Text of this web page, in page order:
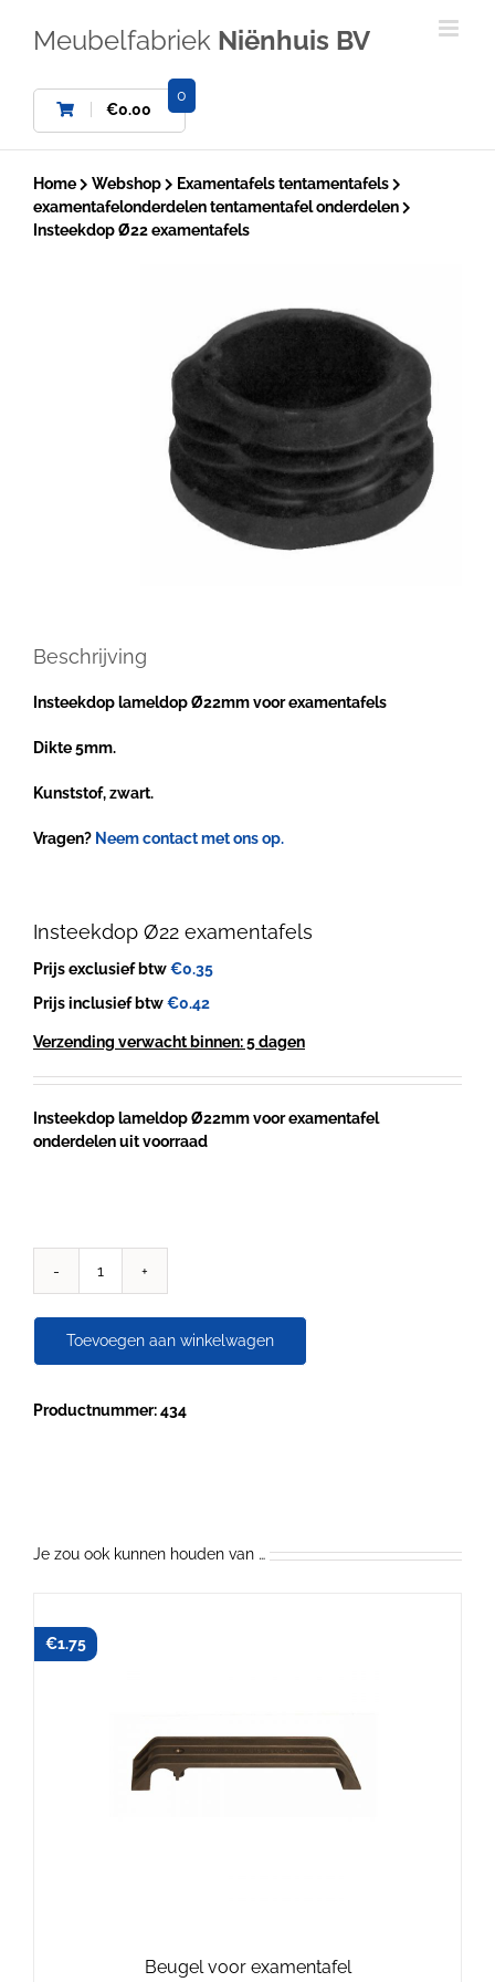
Meubelfabriek Niënhuis BV
€0.00
0
Home Webshop
Examentafels tentamentafels
examentafelonderdelen tentamentafel onderdelen
Insteekdop Ø22 examentafels
Insteekdop Ø22 examentafels
Prijs exclusief btw€0.35
Prijs inclusief btw€0.42
Verzending verwacht binnen: 5 dagen
Insteekdop lameldop Ø22mm voor examentafel
onderdelen uit voorraad
Insteekdop
aantal
Toevoegen aan winkelwagen
Productnummer: 434
Beschrijving
Insteekdop lameldop Ø22mm voor examentafels
Dikte 5mm.
Kunststof, zwart.
Vragen? Neem contact met ons op.
Je zou ook kunnen houden van …
Beugel voor examentafel
€1.75